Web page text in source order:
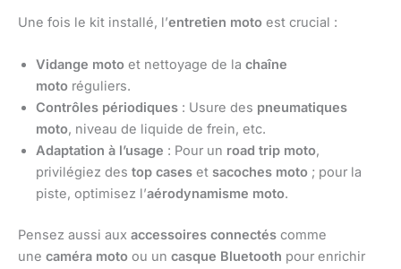
Une fois le kit installé, l’entretien moto est crucial :
Vidange moto et nettoyage de la chaîne
moto réguliers.
Contrôles périodiques : Usure des pneumatiques
moto, niveau de liquide de frein, etc.
Adaptation à l’usage : Pour un road trip moto,
privilégiez des top cases et sacoches moto ; pour la
piste, optimisez l’aérodynamisme moto.
Pensez aussi aux accessoires connectés comme
une caméra moto ou un casque Bluetooth pour enrichir